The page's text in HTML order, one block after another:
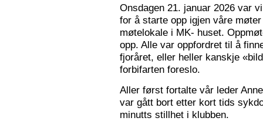
Onsdagen 21. januar 2026 var
for å starte opp igjen våre
møtelokale i MK- huset.
opp. Alle var oppfordret til å
fjoråret, eller heller kanskje
forbifarten foreslo.
Aller først fortalte vår leder
var gått bort etter kort tids
minutts stillhet i klubben.